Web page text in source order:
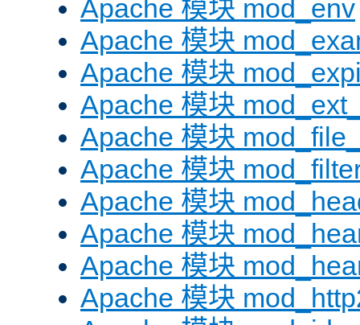
Apache 模块 mod_env
Apache 模块
Apache 模块
Apache 模块
Apache 模块
Apache 模块
Apache 模块
Apache 模块
Apache 模块
Apache 模块